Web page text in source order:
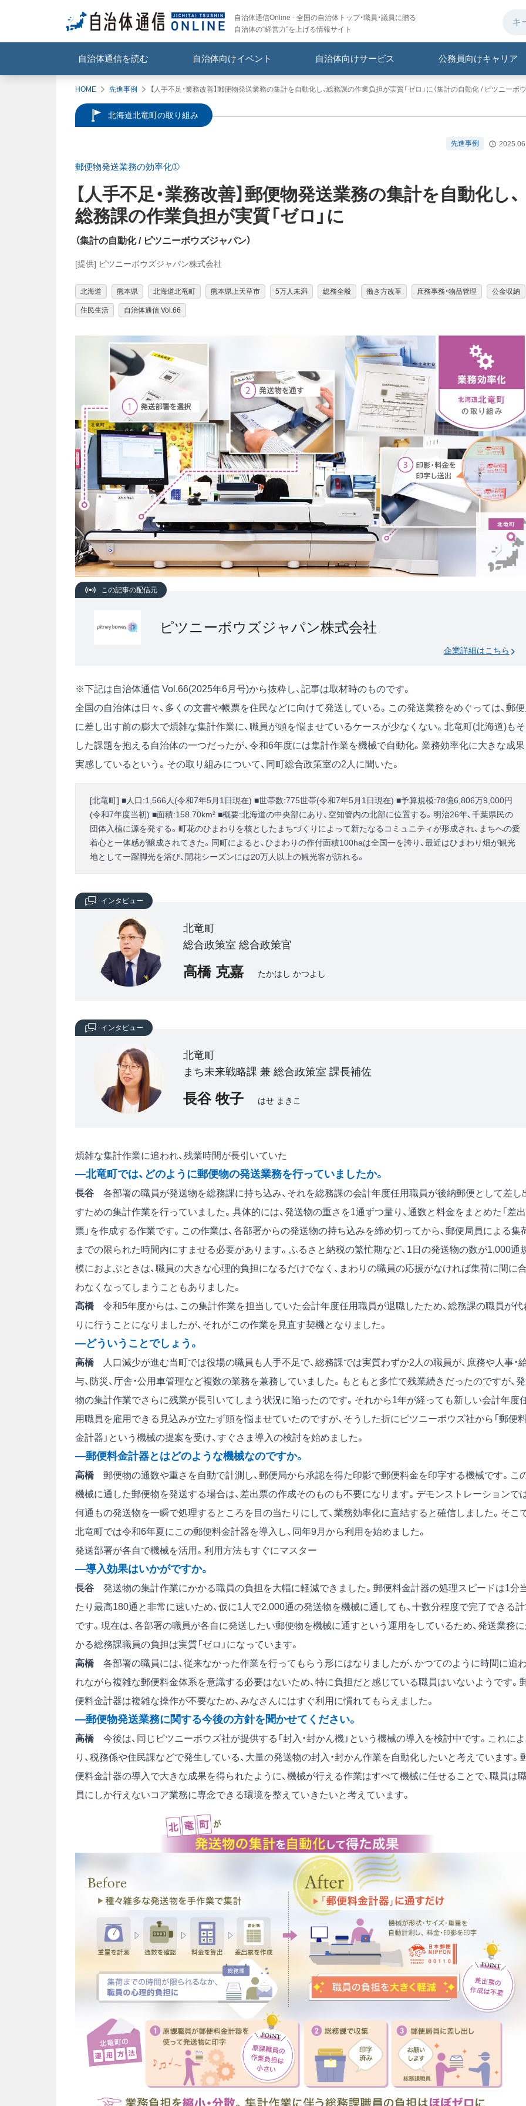
自治体通信Online - 全国の自治体トップ・職員・議員に贈る
自治体の“経営力”を上げる情報サイト
自治体通信を読む 自治体向けイベント 自治体向けサービス 公務員向けキャリア
HOME 先進事例 【人手不足・業務改善】郵便物発送業務の集計を自動化し、総務課の作業負担が実質「ゼロ」に（集計の自動化 / ピツニーボ
北海道北竜町の取り組み
先進事例
郵便物発送業務の効率化➀
【人手不足・業務改善】 郵便物発送業務の集計を自動化し、
総務課の作業負担が実質「ゼロ」に
（集計の自動化/ ピツニーボウズジャパン）
[提供] ピツニーボウズジャパン株式会社
北海道 熊本県 北海道北竜町 熊本県上天草市 5万人未満 総務全般 働き方改革 庶務事務・物品管理 公金収納
住民生活 自治体通信 Vol.66
この記事の配信元
ピツニーボウズジャパン株式会社
企業詳細はこちら
※下記は自治体通信 Vol.66(2025年6月号)から抜粋し、記事は取材時のものです。
全国の自治体は日々、多くの文書や帳票を住民などに向けて発送している。この発送業務をめぐっては、郵
に差し出す前の膨大で煩雑な集計作業に、職員が頭を悩ませているケースが少なくない。北竜町(北海道)もそ
した課題を抱える自治体の一つだったが、令和6年度には集計作業を機械で自動化。業務効率化に大きな成
実感しているという。その取り組みについて、同町総合政策室の2人に聞いた。
[北竜町] ■人口:1,566人(令和7年5月1日現在) ■世帯数:775世帯(令和7年5月1日現在) ■予算規模:78億6,806万9,000円
(令和7年度当初) ■面積:158.70km² ■概要:北海道の中央部にあり、空知管内の北部に位置する。明治26年、千葉県民の
団体入植に源を発する。町花のひまわりを核としたまちづくりによって新たなるコミュニティが形成され、まちへの愛
着心と一体感が醸成されてきた。同町によると、ひまわりの作付面積100haは全国一を誇り、最近はひまわり畑が観光
地として一躍脚光を浴び、開花シーズンには20万人以上の観光客が訪れる。
インタビュー
北竜町
総合政策室 総合政策官
高橋 克嘉 たかはし かつよし
インタビュー
北竜町
まち未来戦略課 兼 総合政策室 課長補佐
長谷 牧子 はせ まきこ
煩雑な集計作業に追われ、残業時間が長引いていた
―北竜町では、どのように郵便物の発送業務を行っていましたか。
長谷 各部署の職員が発送物を総務課に持ち込み、それを総務課の会計年度任用職員が後納郵便として差し
すための集計作業を行っていました。具体的には、発送物の重さを1通ずつ量り、通数と料金をまとめた「差出
票」を作成する作業です。この作業は、各部署からの発送物の持ち込みを締め切ってから、郵便局員による集
までの限られた時間内にすませる必要があります。ふるさと納税の繁忙期など、1日の発送物の数が1,000通
模におよぶときは、職員の大きな心理的負担になるだけでなく、まわりの職員の応援がなければ集荷に間に合
わなくなってしまうこともありました。
高橋令和5年度からは、この集計作業を担当していた会計年度任用職員が退職したため、総務課の職員が代
りに行うことになりましたが、それがこの作業を見直す契機となりました。
―どういうことでしょう。
高橋人口減少が進む当町では役場の職員も人手不足で、総務課では実質わずか2人の職員が、庶務や人事・
与、防災、庁舎・公用車管理など複数の業務を兼務していました。もともと多忙で残業続きだったのですが、
物の集計作業でさらに残業が長引いてしまう状況に陥ったのです。それから1年が経っても新しい会計年度
用職員を雇用できる見込みが立たず頭を悩ませていたのですが、そうした折にピツニーボウズ社から「郵便
金計器」という機械の提案を受け、すぐさま導入の検討を始めました。
―郵便料金計器とはどのような機械なのですか。
高橋郵便物の通数や重さを自動で計測し、郵便局から承認を得た印影で郵便料金を印字する機械です。こ
機械に通した郵便物を発送する場合は、差出票の作成そのものも不要になります。デモンストレーションでは
何通もの発送物を一瞬で処理するところを目の当たりにして、業務効率化に直結すると確信しました。そこ
北竜町では令和6年夏にこの郵便料金計器を導入し、同年9月から利用を始めました。
発送部署が各自で機械を活用。利用方法もすぐにマスター
―導入効果はいかがですか。
長谷 発送物の集計作業にかかる職員の負担を大幅に軽減できました。郵便料金計器の処理スピードは1分
たり最高180通と非常に速いため、仮に1人で2,000通の発送物を機械に通しても、十数分程度で完了できる
です。現在は、各部署の職員が各自に発送したい郵便物を機械に通すという運用をしているため、発送業務
かる総務課職員の負担は実質「ゼロ」になっています。
高橋各部署の職員には、従来なかった作業を行ってもらう形にはなりましたが、かつてのように時間に追わ
れながら複雑な郵便料金体系を意識する必要はないため、特に負担だと感じている職員はいないようです。
便料金計器は複雑な操作が不要なため、みなさんにはすぐ利用に慣れてもらえました。
―郵便物発送業務に関する今後の方針を聞かせてください。
高橋今後は、同じピツニーボウズ社が提供する「封入・封かん機」という機械の導入を検討中です。これによ
り、税務係や住民課などで発生している、大量の発送物の封入・封かん作業を自動化したいと考えています。
便料金計器の導入で大きな成果を得られたように、機械が行える作業はすべて機械に任せることで、職員は
員にしか行えないコア業務に専念できる環境を整えていきたいと考えています。